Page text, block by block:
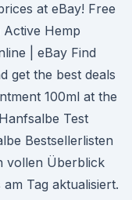
at eBay! Free
Hemp
| eBay Find
get the best deals
100ml at the
Test
Bestsellerlisten
vollen Überblick
Tag aktualisiert.